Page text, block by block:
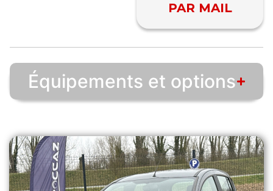
PAR MAIL
Équipements et options